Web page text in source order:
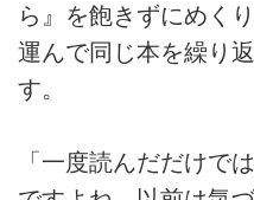
ら』を飽きずにめく
運んで同じ本を繰り
す。
「一度読んだだけで